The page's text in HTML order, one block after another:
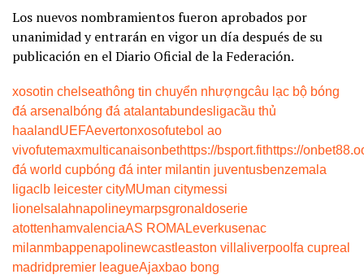
Los nuevos nombramientos fueron aprobados por
unanimidad y entrarán en vigor un día después de su
publicación en el Diario Oficial de la Federación.
xosotin chelseathông tin chuyển nhượngcâu lạc bộ bóng
đá arsenal bóng đá atalantabundesligacầu thủ
haalandUEFAevertonxosofutebol ao
vivofutemaxmulticanaisonbethttps://bsport.fithttps://
đá world cupbóng đá inter milantin juventusbenzema la
ligaclb leicester cityMUman citymessi
lionel salahnapolineymarpsgronaldoserie
atottenhamvalenciaAS ROMA Leverkusenac
milanmbappenapolinewcastleaston villa liverpool fa cupreal
madridpremier leagueAjaxbao bong